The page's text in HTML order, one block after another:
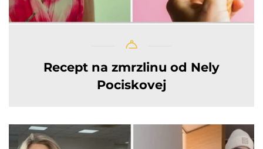
Recept na zmrzlinu od Nely
Pociskovej